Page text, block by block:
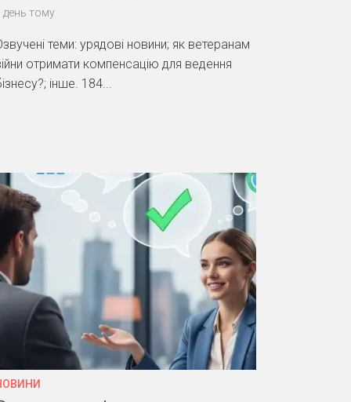
день тому
теми: урядові новини; як ветеранам
отримати компенсацію для ведення
інше. 184...